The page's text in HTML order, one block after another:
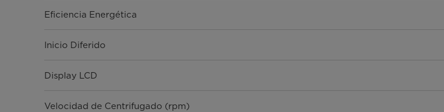
Eficiencia Energética
Inicio Diferido
Display LCD
Velocidad de Centrifugado (rpm)